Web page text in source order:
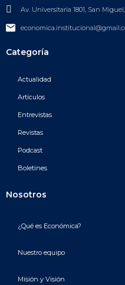
Av. Universitaria 1801, San
Categoría
Actualidad
Artículos
Entrevistas
Revistas
Podcast
Boletines
Nosotros
¿Qué es Económica?
Nuestro equipo
Misión y Visión